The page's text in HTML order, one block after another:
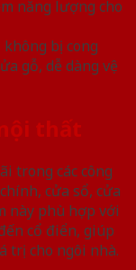
năng lượng cho
không bị cong
gỗ, dễ dàng vệ
thất
trong các công
cửa sổ, cửa
này phù hợp với
cổ điển, giúp
trị cho ngôi nhà.